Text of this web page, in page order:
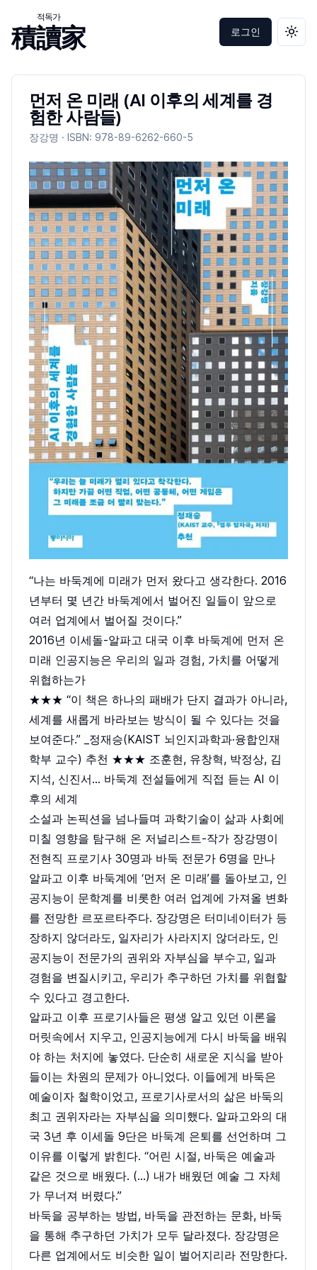
積讀家
적독가
로그인 테마
먼저 온 미래 (AI 이후의 세계를 경
험한 사람들)
장강명 · ISBN: 978-89-6262-660-5
“나는 바둑계에 미래가 먼저 왔다고 생각한다. 2016
년부터 몇 년간 바둑계에서 벌어진 일들이 앞으로
여러 업계에서 벌어질 것이다.”
2016년 이세돌-알파고 대국 이후 바둑계에 먼저 온
미래 인공지능은 우리의 일과 경험, 가치를 어떻게
위협하는가
★★★ “이 책은 하나의 패배가 단지 결과가 아니라,
세계를 새롭게 바라보는 방식이 될 수 있다는 것을
보여준다.” _정재승(KAIST 뇌인지과학과·융합인재
학부 교수) 추천 ★★★ 조훈현, 유창혁, 박정상, 김
지석, 신진서… 바둑계 전설들에게 직접 듣는 AI 이
후의 세계
소설과 논픽션을 넘나들며 과학기술이 삶과 사회에
미칠 영향을 탐구해 온 저널리스트-작가 장강명이
전현직 프로기사 30명과 바둑 전문가 6명을 만나
알파고 이후 바둑계에 ‘먼저 온 미래’를 돌아보고, 인
공지능이 문학계를 비롯한 여러 업계에 가져올 변화
를 전망한 르포르타주다. 장강명은 터미네이터가 등
장하지 않더라도, 일자리가 사라지지 않더라도, 인
공지능이 전문가의 권위와 자부심을 부수고, 일과
경험을 변질시키고, 우리가 추구하던 가치를 위협할
수 있다고 경고한다.
알파고 이후 프로기사들은 평생 알고 있던 이론을
머릿속에서 지우고, 인공지능에게 다시 바둑을 배워
야 하는 처지에 놓였다. 단순히 새로운 지식을 받아
들이는 차원의 문제가 아니었다. 이들에게 바둑은
예술이자 철학이었고, 프로기사로서의 삶은 바둑의
최고 권위자라는 자부심을 의미했다. 알파고와의 대
국 3년 후 이세돌 9단은 바둑계 은퇴를 선언하며 그
이유를 이렇게 밝힌다. “어린 시절, 바둑은 예술과
같은 것으로 배웠다. (…) 내가 배웠던 예술 그 자체
가 무너져 버렸다.”
바둑을 공부하는 방법, 바둑을 관전하는 문화, 바둑
을 통해 추구하던 가치가 모두 달라졌다. 장강명은
다른 업계에서도 비슷한 일이 벌어지리라 전망한다.